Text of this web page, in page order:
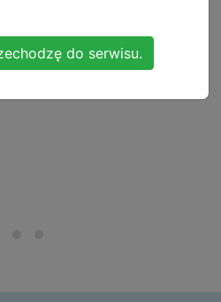
w dobie
zadanie
do serwisu.